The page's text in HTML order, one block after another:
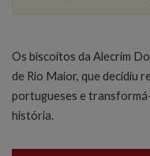
Os biscoitos da Alecrim
de Rio Maior, que decidiu
portugueses e
história.